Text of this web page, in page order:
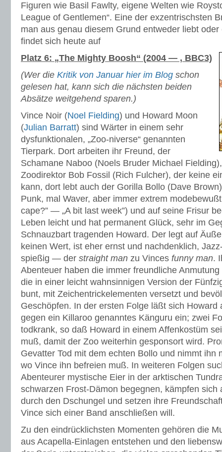
Figuren wie Basil Fawlty, eigene Welten wie
League of Gentlemen“. Eine der exzentrischsten
man aus genau diesem Grund entweder liebt
findet sich heute auf
Platz 6: „The Mighty Boosh“ (2004 — , BBC3)
(Wer die Kritik von Januar hier im Blog schon
gelesen hat, kann sich die nächsten beiden
Absätze weitgehend sparen.)
Vince Noir (Noel Fielding) und Howard Moon
(Julian Barratt) sind Wärter in einem sehr
dysfunktionalen, „Zoo-niverse“ genannten
Tierpark. Dort arbeiten ihr Freund, der
Schamane Naboo (Noels Bruder Michael
Zoodirektor Bob Fossil (Rich Fulcher), der keine
kann, dort lebt auch der Gorilla Bollo (Dave
Punk, mal Waver, aber immer extrem
cape?” — „A bit last week”) und auf seine Frisur
Leben leicht und hat permanent Glück, sehr im
Schnauzbart tragenden Howard. Der legt auf
keinen Wert, ist eher ernst und nachdenklich,
spießig — der straight man zu Vinces funny man.
Abenteuer haben die immer freundliche
die in einer leicht wahnsinnigen Version der
bunt, mit Zeichentrickelementen versetzt und
Geschöpfen. In der ersten Folge läßt sich Howard
gegen ein Killaroo genanntes Känguru ein; zwei
todkrank, so daß Howard in einem Affenkostüm
muß, damit der Zoo weiterhin gesponsort wird.
Gevatter Tod mit dem echten Bollo und nimmt ihn
wo Vince ihn befreien muß. In weiteren Folgen
Abenteurer mystische Eier in der arktischen
schwarzen Frost-Dämon begegnen, kämpfen sich
durch den Dschungel und setzen ihre
Vince sich einer Band anschließen will.
Zu den eindrücklichsten Momenten gehören die
aus Acapella-Einlagen entstehen und den